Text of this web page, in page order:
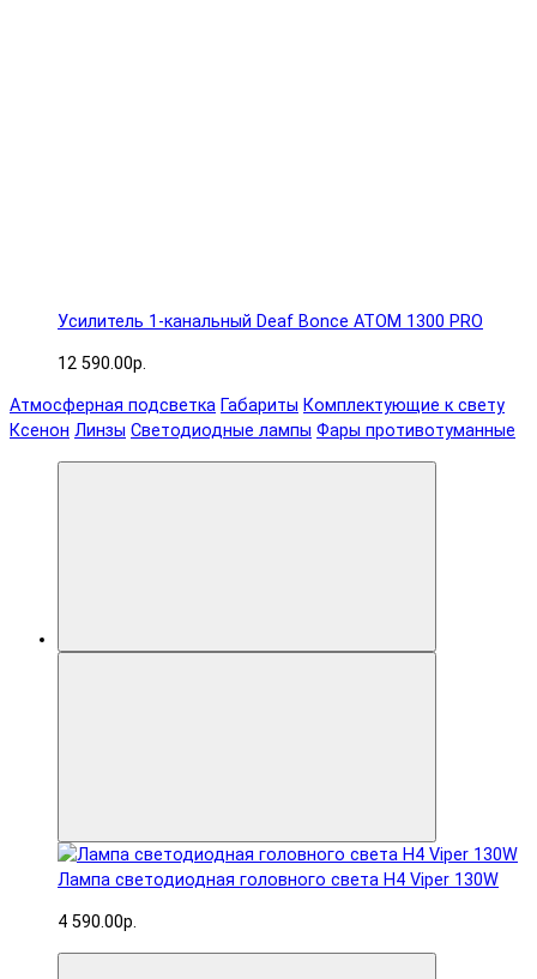
Усилитель 1-канальный Deaf Bonce ATOM 1300 PRO
12 590.00р.
Атмосферная подсветка Габариты Комплектующие к свету
Ксенон Линзы Светодиодные лампы Фары противотуманные
Лампа светодиодная головного света H4 Viper 130W
4 590.00р.